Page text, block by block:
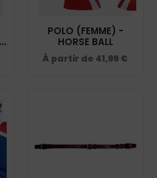
POLO (FEMME) -
HORSE BALL
À partir de 41,99 €